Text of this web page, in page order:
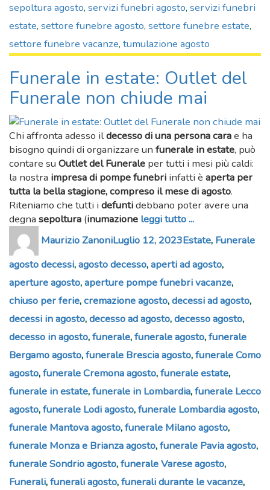
sepoltura agosto, servizi funebri agosto, servizi funebri
estate, settore funebre agosto, settore funebre estate,
settore funebre vacanze, tumulazione agosto
Funerale in estate: Outlet del
Funerale non chiude mai
Chi affronta adesso ildecesso di una persona carae ha
bisogno quindi di organizzare un funerale in estate, può
contare su Outlet del Funerale per tutti i mesi più caldi:
la nostra impresa di pompe funebri infatti è aperta per
tutta la bella stagione, compreso il mese di agosto.
Riteniamo che tutti i defuntidebbano poter avere una
degna sepoltura (inumazione leggi tutto ...
Maurizio Zanonion
Luglio 12, 2023Estate, Funerale
agosto decessi,agosto decesso,aperti ad agosto,
aperture agosto,aperture pompe funebri vacanze,
chiuso per ferie,cremazione agosto,decessi ad agosto,
decessi in agosto,decesso ad agosto,decesso agosto,
decesso in agosto,funerale,funerale agosto,funerale
Bergamo agosto,funerale Brescia agosto,funerale Como
agosto,funerale Cremona agosto,funerale estate,
funerale in estate,funerale in Lombardia,funerale Lecco
agosto,funerale Lodi agosto,funerale Lombardia agosto,
funerale Mantova agosto,funerale Milano agosto,
funerale Monza e Brianza agosto,funerale Pavia agosto,
funerale Sondrio agosto,funerale Varese agosto,
Funerali,funerali agosto,funerali durante le vacanze,